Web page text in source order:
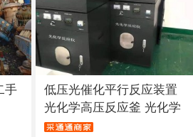
低压光催化平行反应装置
光化学高压反应釜 光化学